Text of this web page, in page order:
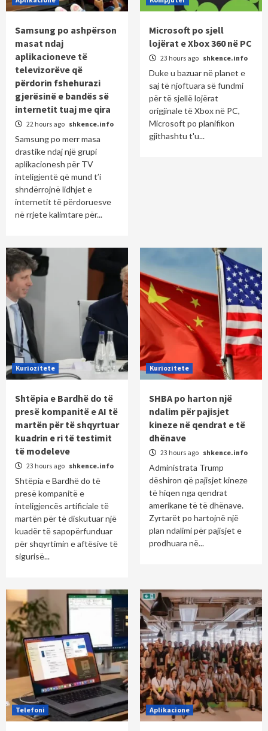
Samsung po ashpërson
masat ndaj
aplikacioneve të
televizorëve që
përdorin fshehurazi
gjerësinë e bandës së
internetit tuaj me qira
22 hours ago shkence.info
Samsung po merr masa
drastike ndaj një grupi
aplikacionesh për TV
inteligjentë që mund t’i
shndërrojnë lidhjet e
internetit të përdoruesve
në rrjete kalimtare për...
Microsoft po sjell
lojërat e Xbox 360 në PC
23 hours ago shkence.info
Duke u bazuar në planet e
saj të njoftuara së fundmi
për të sjellë lojërat
origjinale të Xbox në PC,
Microsoft po planifikon
gjithashtu t'u...
Kuriozitete
Shtëpia e Bardhë do të
presë kompanitë e AI të
martën për të shqyrtuar
kuadrin e ri të testimit
të modeleve
23 hours ago shkence.info
Shtëpia e Bardhë do të
presë kompanitë e
inteligjencës artificiale të
martën për të diskutuar një
kuadër të sapopërfunduar
për shqyrtimin e aftësive të
sigurisë...
Kuriozitete
SHBA po harton një
ndalim për pajisjet
kineze në qendrat e të
dhënave
23 hours ago shkence.info
Administrata Trump
dëshiron që pajisjet kineze
të hiqen nga qendrat
amerikane të të dhënave.
Zyrtarët po hartojnë një
plan ndalimi për pajisjet e
prodhuara në...
Telefoni Aplikacione